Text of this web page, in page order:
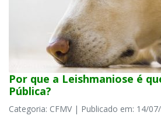
Por que a Leishmaniose é
Pública?
Categoria: CFMV | Publicado em: 14/